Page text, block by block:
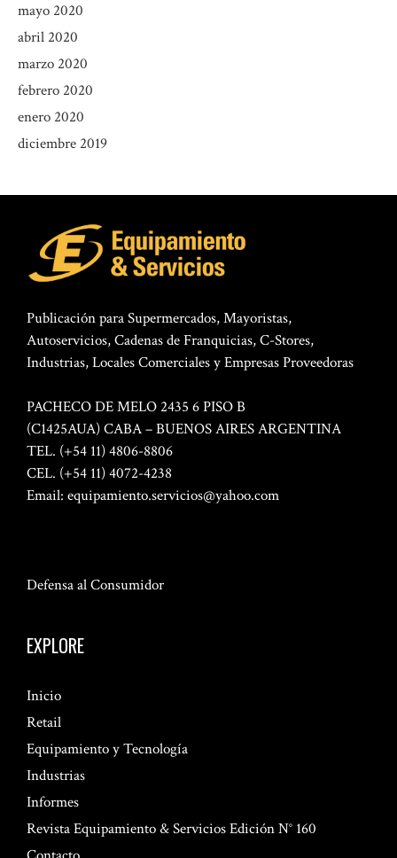
mayo 2020
abril 2020
marzo 2020
febrero 2020
enero 2020
diciembre 2019
Publicación para Supermercados, Mayoristas,
Autoservicios, Cadenas de Franquicias, C-Stores,
Industrias, Locales Comerciales y Empresas Proveedoras
PACHECO DE MELO 2435 6 PISO B
(C1425AUA) CABA – BUENOS AIRES ARGENTINA
TEL. (+54 11) 4806-8806
CEL. (+54 11) 4072-4238
Email: equipamiento.servicios@yahoo.com
Defensa al Consumidor
EXPLORE
Inicio
Retail
Equipamiento y Tecnología
Industrias
Informes
Revista Equipamiento & Servicios Edición N° 160